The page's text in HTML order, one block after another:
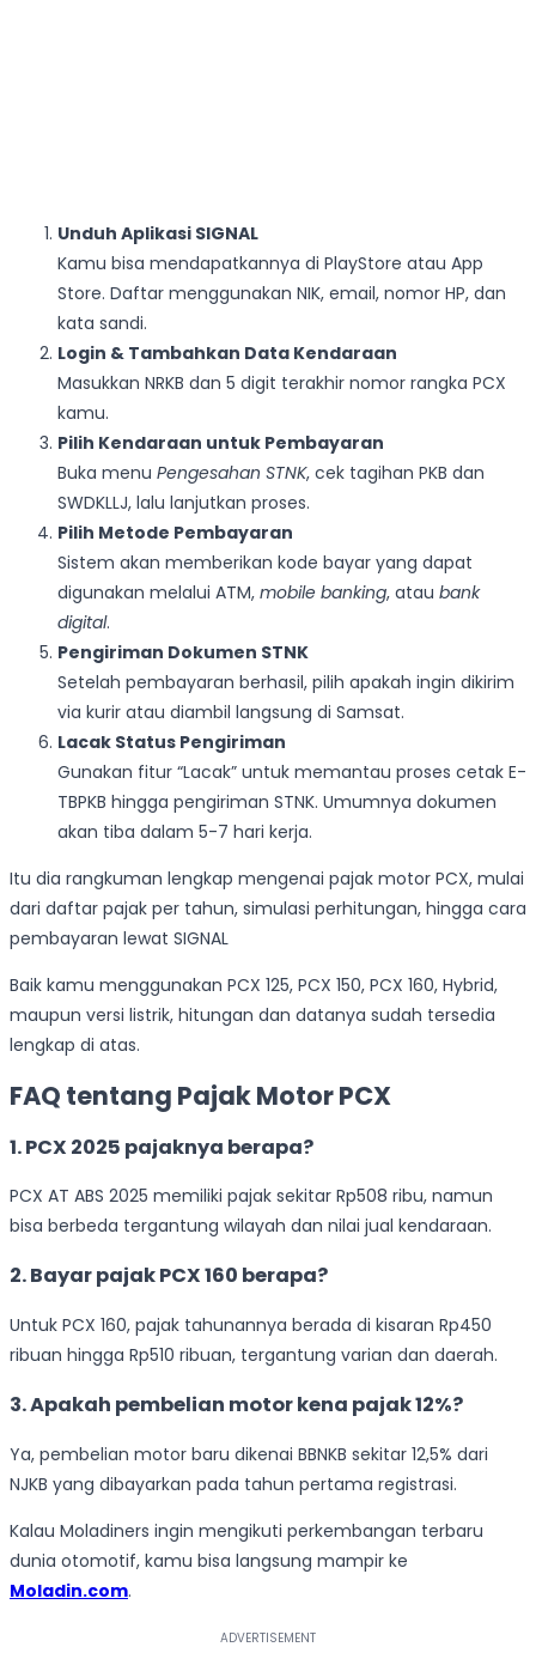
Unduh Aplikasi SIGNAL
Kamu bisa mendapatkannya di PlayStore atau App
Store. Daftar menggunakan NIK, email, nomor HP, dan
kata sandi.
Login & Tambahkan Data Kendaraan
Masukkan NRKB dan 5 digit terakhir nomor rangka PCX
kamu.
Pilih Kendaraan untuk Pembayaran
Buka menu Pengesahan STNK, cek tagihan PKB dan
SWDKLLJ, lalu lanjutkan proses.
Pilih Metode Pembayaran
Sistem akan memberikan kode bayar yang dapat
digunakan melalui ATM, mobile banking, atau bank
digital.
Pengiriman Dokumen STNK
Setelah pembayaran berhasil, pilih apakah ingin dikirim
via kurir atau diambil langsung di Samsat.
Lacak Status Pengiriman
Gunakan fitur “Lacak” untuk memantau proses cetak E-
TBPKB hingga pengiriman STNK. Umumnya dokumen
akan tiba dalam 5-7 hari kerja.
Itu dia rangkuman lengkap mengenai pajak motor PCX, mulai
dari daftar pajak per tahun, simulasi perhitungan, hingga cara
pembayaran lewat SIGNAL
Baik kamu menggunakan PCX 125, PCX 150, PCX 160, Hybrid,
maupun versi listrik, hitungan dan datanya sudah tersedia
lengkap di atas.
FAQ tentang Pajak Motor PCX
1. PCX 2025 pajaknya berapa?
PCX AT ABS 2025 memiliki pajak sekitar Rp508 ribu, namun
bisa berbeda tergantung wilayah dan nilai jual kendaraan.
2. Bayar pajak PCX 160 berapa?
Untuk PCX 160, pajak tahunannya berada di kisaran Rp450
ribuan hingga Rp510 ribuan, tergantung varian dan daerah.
3. Apakah pembelian motor kena pajak 12%?
Ya, pembelian motor baru dikenai BBNKB sekitar 12,5% dari
NJKB yang dibayarkan pada tahun pertama registrasi.
Kalau Moladiners ingin mengikuti perkembangan terbaru
dunia otomotif, kamu bisa langsung mampir ke
Moladin.com.